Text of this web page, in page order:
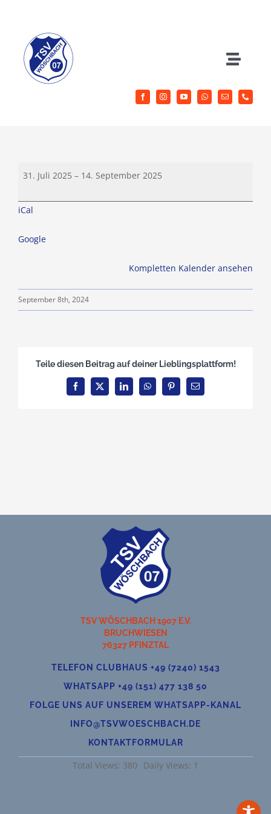
springen
Toggle
Herrenfussball
Sportangebote
Teamshop
Rechtliches
Sommerferien
31. Juli 2025 – 14. September 2025
iCal
Google
Kompletten Kalender ansehen
September 8th, 2024
Teile diesen Beitrag auf deiner Lieblingsplattform!
Facebook
X LinkedInWhatsAppPinterest
E-
Mail
TSV WÖSCHBACH 1907 E.V.
BRUCHWIESEN
76327 PFINZTAL
TELEFON CLUBHAUS +49 (7240) 1543
WHATSAPP +49 (151) 477 138 50
FOLGE UNS AUF UNSEREM WHATSAPP-KANAL
INFO@TSVWOESCHBACH.DE
KONTAKTFORMULAR
Total Views: 380 Daily Views: 1